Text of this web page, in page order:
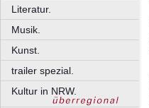
Literatur.
Musik.
Kunst.
trailer spezial.
Kultur in NRW.